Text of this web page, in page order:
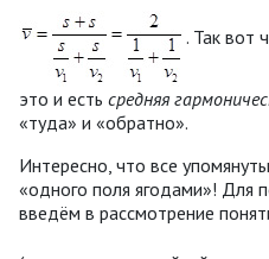
. Так вот
это и есть средняя
«туда» и «обратно».
Интересно, что все
«одного поля ягодами»! Для
введём в рассмотрение